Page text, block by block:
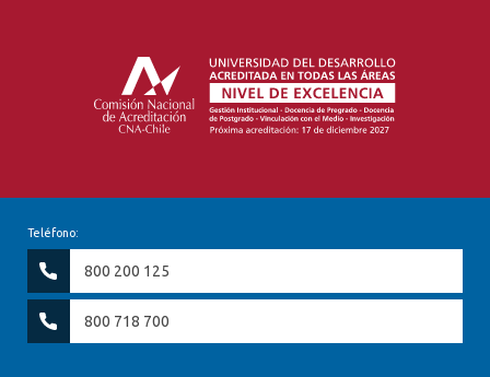
Teléfono:
800 200 125
800 718 700